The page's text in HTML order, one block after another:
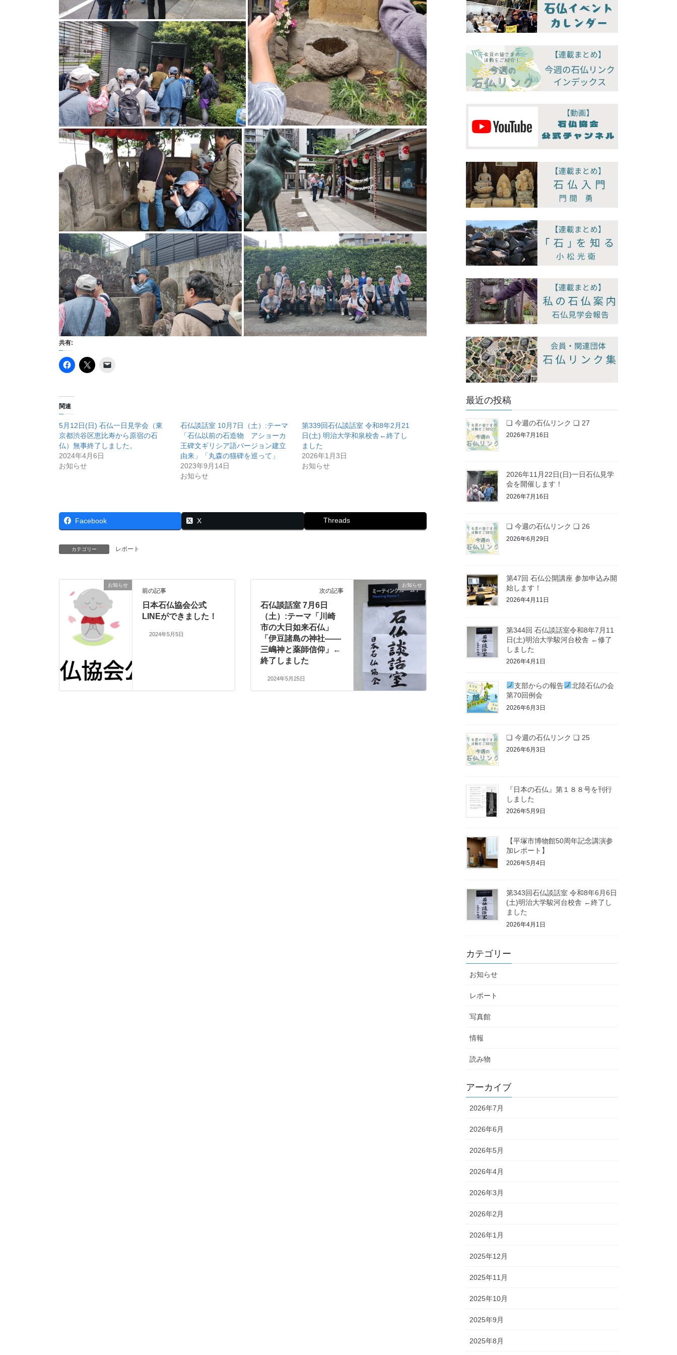
共有:
関連
5月12日(日) 石仏一日見学会（東
京都渋谷区恵比寿から原宿の石
仏）無事終了しました。
2024年4月6日
お知らせ
石仏談話室 10月7日（土）:テーマ
「石仏以前の石造物 アショーカ
王碑文ギリシア語バージョン建立
由来」「丸森の猫碑を巡って」
2023年9月14日
お知らせ
第339回石仏談話室 令和8年2月21
日(土) 明治大学和泉校舎←終了し
ました
2026年1月3日
お知らせ
Facebook X Threads
カテゴリー レポート
お知らせ
前の記事
日本石仏協会公式
LINEができました！
2024年5月5日
お知らせ
次の記事
石仏談話室 7月6日
（土）:テーマ「川崎
市の大日如来石仏」
「伊豆諸島の神社――
三嶋神と薬師信仰」←
終了しました
2024年5月25日
最近の投稿
❏ 今週の石仏リンク ❏ 27
2026年7月16日
2026年11月22日(日)一日石仏見学
会を開催します！
2026年7月16日
❏ 今週の石仏リンク ❏ 26
2026年6月29日
第47回 石仏公開講座 参加申込み開
始します！
2026年4月11日
第344回 石仏談話室令和8年7月11
日(土)明治大学駿河台校舎 ←修了
しました
2026年4月1日
支部からの報告
北陸石仏の会
第70回例会
2026年6月3日
❏ 今週の石仏リンク ❏ 25
2026年6月3日
『日本の石仏』第１８８号を刊行
しました
2026年5月9日
【平塚市博物館50周年記念講演参
加レポート】
2026年5月4日
第343回石仏談話室 令和8年6月6日
(土)明治大学駿河台校舎 ←終了し
ました
2026年4月1日
カテゴリー
お知らせ
レポート
写真館
情報
読み物
アーカイブ
2026年7月
2026年6月
2026年5月
2026年4月
2026年3月
2026年2月
2026年1月
2025年12月
2025年11月
2025年10月
2025年9月
2025年8月